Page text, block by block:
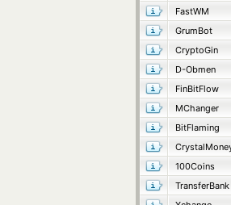
FastWM
GrumBot
CryptoGin
D-Obmen
FinBitFlow
MChanger
BitFlaming
100Coins
TransferBank